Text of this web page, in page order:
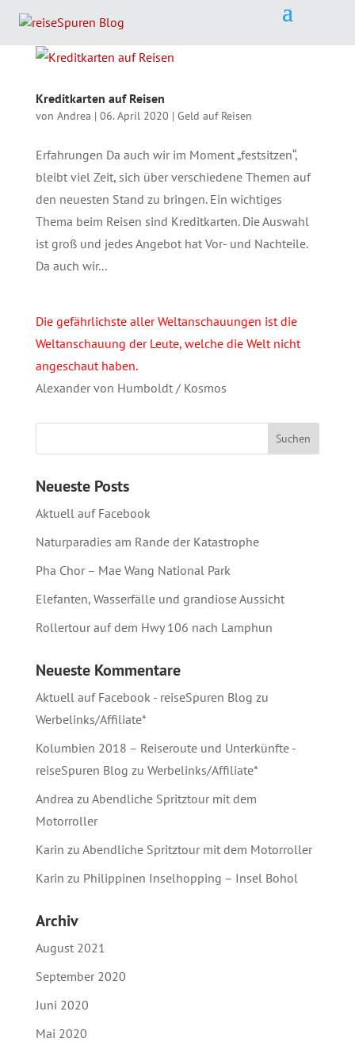
Kreditkarten auf Reisen
von Andrea | 06. April 2020 | Geld auf Reisen
Erfahrungen Da auch wir im Moment „festsitzen“,
bleibt viel Zeit, sich über verschiedene Themen auf
den neuesten Stand zu bringen. Ein wichtiges
Thema beim Reisen sind Kreditkarten. Die Auswahl
ist groß und jedes Angebot hat Vor- und Nachteile.
Da auch wir...
Die gefährlichste aller Weltanschauungen ist die
Weltanschauung der Leute, welche die Welt nicht
angeschaut haben.
Alexander von Humboldt / Kosmos
Neueste Posts
Aktuell auf Facebook
Naturparadies am Rande der Katastrophe
Pha Chor – Mae Wang National Park
Elefanten, Wasserfälle und grandiose Aussicht
Rollertour auf dem Hwy 106 nach Lamphun
Neueste Kommentare
Aktuell auf Facebook - reiseSpuren Blog zu
Werbelinks/Affiliate*
Kolumbien 2018 – Reiseroute und Unterkünfte -
reiseSpuren Blog zu Werbelinks/Affiliate*
Andrea zu Abendliche Spritztour mit dem
Motorroller
Karin zu Abendliche Spritztour mit dem Motorroller
Karin zu Philippinen Inselhopping – Insel Bohol
Archiv
August 2021
September 2020
Juni 2020
Mai 2020